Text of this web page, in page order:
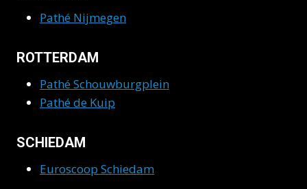
Pathé Nijmegen
ROTTERDAM
Pathé Schouwburgplein
Pathé de Kuip
SCHIEDAM
Euroscoop Schiedam